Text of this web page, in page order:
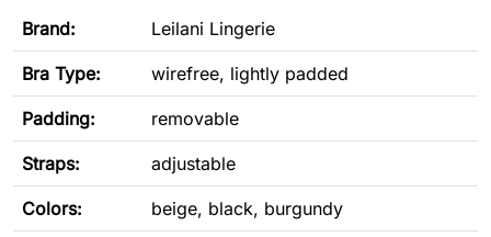
Brand: Leilani Lingerie
Bra Type: wirefree, lightly padded
Padding: removable
Straps: adjustable
Colors: beige, black, burgundy